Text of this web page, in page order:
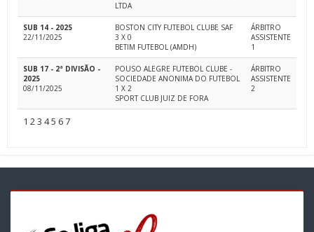
LTDA
SUB 14 - 2025
22/11/2025
BOSTON CITY FUTEBOL CLUBE SAF
3 X 0
BETIM FUTEBOL (AMDH)
ÁRBITRO
ASSISTENTE
1
SUB 17 - 2ª DIVISÃO -
2025
08/11/2025
POUSO ALEGRE FUTEBOL CLUBE -
SOCIEDADE ANONIMA DO FUTEBOL
1 X 2
SPORT CLUB JUIZ DE FORA
ÁRBITRO
ASSISTENTE
2
1 23 45 67